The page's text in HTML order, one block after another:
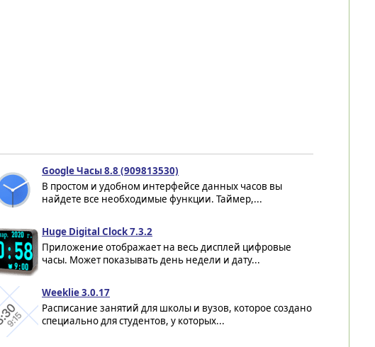
Google Часы 8.8 (909813530)
В простом и удобном интерфейсе данных часов вы
найдете все необходимые функции. Таймер,...
Huge Digital Clock 7.3.2
Приложение отображает на весь дисплей цифровые
часы. Может показывать день недели и дату...
Weeklie 3.0.17
Расписание занятий для школы и вузов, которое создано
специально для студентов, у которых...